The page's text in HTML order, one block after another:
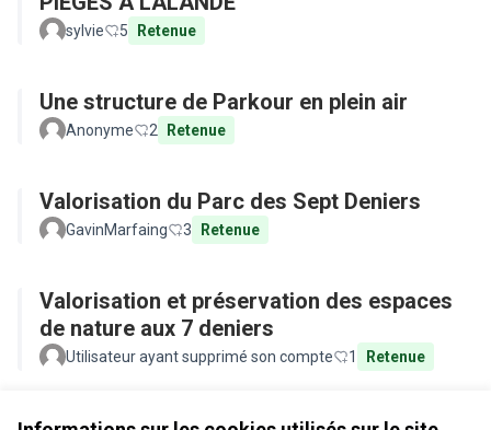
sylvie 5 Retenue
Une structure de Parkour en plein air
Anonyme 2 Retenue
Valorisation du Parc des Sept Deniers
GavinMarfaing 3 Retenue
Valorisation et préservation des espaces
de nature aux 7 deniers
Utilisateur ayant supprimé son compte 1 Retenue